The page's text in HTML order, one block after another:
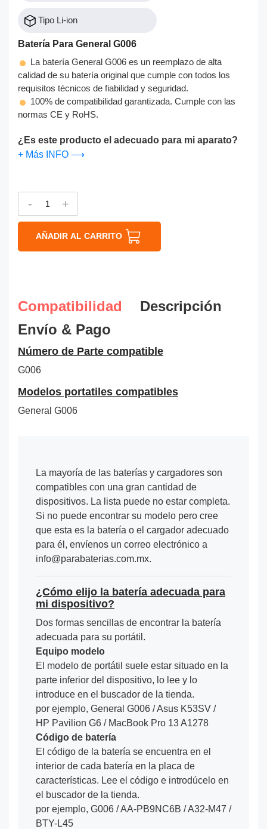
Tipo Li-ion
Batería Para General G006
La batería General G006 es un reemplazo de alta
calidad de su batería original que cumple con todos los
requisitos técnicos de fiabilidad y seguridad.
100% de compatibilidad garantizada. Cumple con las
normas CE y RoHS.
¿Es este producto el adecuado para mi aparato?
+ Más INFO ⟶
- +
AÑADIR AL CARRITO
Compatibilidad
Descripción
Envío & Pago
Número de Parte compatible
G006
Modelos portatiles compatibles
General G006
La mayoría de las baterías y cargadores son
compatibles con una gran cantidad de
dispositivos. La lista puede no estar completa.
Si no puede encontrar su modelo pero cree
que esta es la batería o el cargador adecuado
para él, envíenos un correo electrónico a
info@parabaterias.com.mx.
¿Cómo elijo la batería adecuada para
mi dispositivo?
Dos formas sencillas de encontrar la batería
adecuada para su portátil.
Equipo modelo
El modelo de portátil suele estar situado en la
parte inferior del dispositivo, lo lee y lo
introduce en el buscador de la tienda.
por ejemplo, General G006 / Asus K53SV /
HP Pavilion G6 / MacBook Pro 13 A1278
Código de batería
El código de la batería se encuentra en el
interior de cada batería en la placa de
características. Lee el código e introdúcelo en
el buscador de la tienda.
por ejemplo, G006 / AA-PB9NC6B / A32-M47 /
BTY-L45